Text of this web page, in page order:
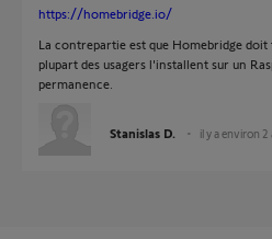
https://homebridge.io/
La contrepartie est que Homebridge
plupart des usagers l'installent sur un
permanence.
Stanislas D. il y a environ 2